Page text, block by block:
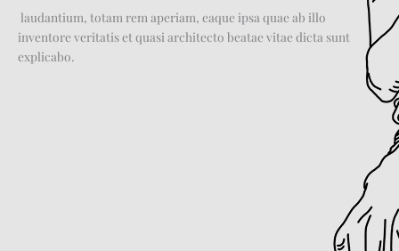
laudantium, totam rem aperiam, eaque ipsa quae ab illo
inventore veritatis et quasi architecto beatae vitae dicta sunt
explicabo.